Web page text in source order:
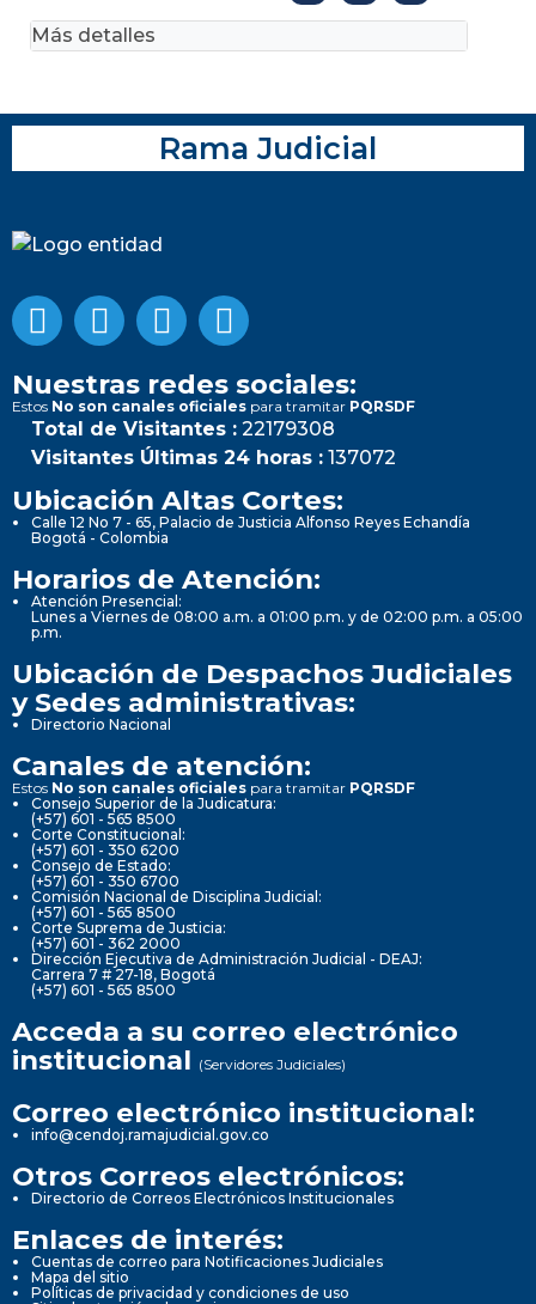
Más detalles
Rama Judicial
Nuestras redes sociales:
Estos No son canales oficiales para tramitar PQRSDF
Total de Visitantes : 22179308
Visitantes Últimas 24 horas : 137072
Ubicación Altas Cortes:
Calle 12 No 7 - 65, Palacio de Justicia Alfonso Reyes Echandía
Bogotá - Colombia
Horarios de Atención:
Atención Presencial:
Lunes a Viernes de 08:00 a.m. a 01:00 p.m. y de 02:00 p.m. a 05:00
p.m.
Ubicación de Despachos Judiciales
y Sedes administrativas:
Directorio Nacional
Canales de atención:
Estos No son canales oficiales para tramitar PQRSDF
Consejo Superior de la Judicatura:
(+57) 601 - 565 8500
Corte Constitucional:
(+57) 601 - 350 6200
Consejo de Estado:
(+57) 601 - 350 6700
Comisión Nacional de Disciplina Judicial:
(+57) 601 - 565 8500
Corte Suprema de Justicia:
(+57) 601 - 362 2000
Dirección Ejecutiva de Administración Judicial - DEAJ:
Carrera 7 # 27-18, Bogotá
(+57) 601 - 565 8500
Acceda a su correo electrónico
institucional (Servidores Judiciales)
Correo electrónico institucional:
info@cendoj.ramajudicial.gov.co
Otros Correos electrónicos:
Directorio de Correos Electrónicos Institucionales
Enlaces de interés:
Cuentas de correo para Notificaciones Judiciales
Mapa del sitio
Políticas de privacidad y condiciones de uso